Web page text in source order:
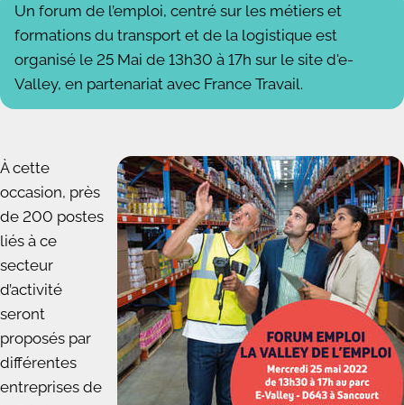
Un forum de l’emploi, centré sur les métiers et
formations du transport et de la logistique est
organisé le 25 Mai de 13h30 à 17h sur le site d'e-
Valley, en partenariat avec France Travail.
À cette
occasion, près
de 200 postes
liés à ce
secteur
d’activité
seront
proposés par
différentes
entreprises de